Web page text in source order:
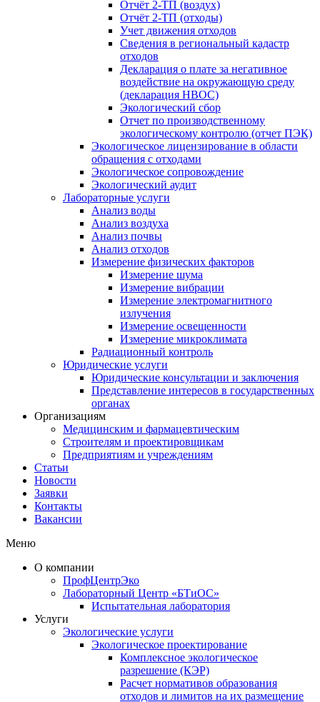
Отчёт 2-ТП (воздух)
Отчёт 2-ТП (отходы)
Учет движения отходов
Сведения в региональный кадастр
отходов
Декларация о плате за негативное
воздействие на окружающую среду
(декларация НВОС)
Экологический сбор
Отчет по производственному
экологическому контролю (отчет ПЭК)
Экологическое лицензирование в области
обращения с отходами
Экологическое сопровождение
Экологический аудит
Лабораторные услуги
Анализ воды
Анализ воздуха
Анализ почвы
Анализ отходов
Измерение физических факторов
Измерение шума
Измерение вибрации
Измерение электромагнитного
излучения
Измерение освещенности
Измерение микроклимата
Радиационный контроль
Юридические услуги
Юридические консультации и заключения
Представление интересов в государственных
органах​
Организациям
Медицинским и фармацевтическим
Строителям и проектировщикам
Предприятиям и учреждениям
Статьи
Новости
Заявки
Контакты
Вакансии
Меню
О компании
ПрофЦентрЭко
Лабораторный Центр «БТиОС»
Испытательная лаборатория
Услуги
Экологические услуги
Экологическое проектирование
Комплексное экологическое
разрешение (КЭР)
Расчет нормативов образования
отходов и лимитов на их размещение